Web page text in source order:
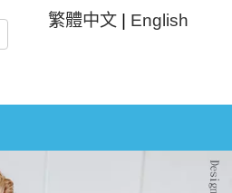
繁體中文 English